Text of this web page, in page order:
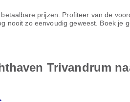
prijzen. Profiteer van de
nooit zo eenvoudig geweest. Boek je
Trivandrum